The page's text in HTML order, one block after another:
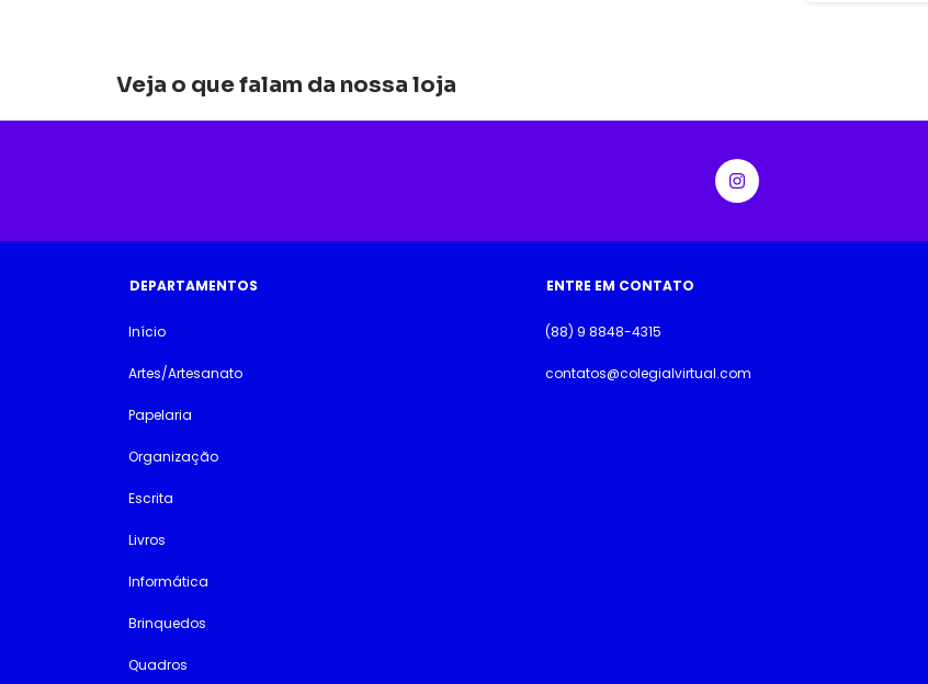
Veja o que falam da nossa loja
DEPARTAMENTOS
Início
Artes/Artesanato
Papelaria
Organização
Escrita
Livros
Informática
Brinquedos
Quadros
ENTRE EM CONTATO
(88) 9 8848-4315
contatos@colegialvirtual.com